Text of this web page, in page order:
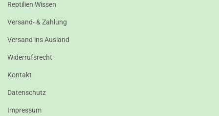
Reptilien Wissen
Versand- & Zahlung
Versand ins Ausland
Widerrufsrecht
Kontakt
Datenschutz
Impressum